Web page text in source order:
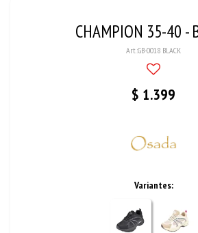
CHAMPION 35-40 -
GB-0018 BLACK
$ 1.399
Variantes: